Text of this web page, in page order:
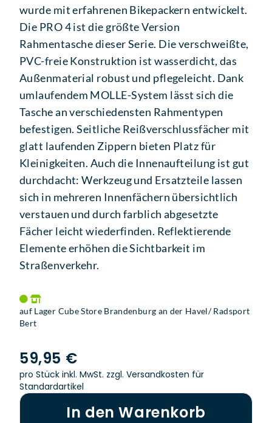
wurde mit erfahrenen Bikepackern entwickelt.
Die PRO 4 ist die größte Version
Rahmentasche dieser Serie. Die verschweißte,
PVC-freie Konstruktion ist wasserdicht, das
Außenmaterial robust und pflegeleicht. Dank
umlaufendem MOLLE-System lässt sich die
Tasche an verschiedensten Rahmentypen
befestigen. Seitliche Reißverschlussfächer mit
glatt laufenden Zippern bieten Platz für
Kleinigkeiten. Auch die Innenaufteilung ist gut
durchdacht: Werkzeug und Ersatzteile lassen
sich in mehreren Innenfächern übersichtlich
verstauen und durch farblich abgesetzte
Fächer leicht wiederfinden. Reflektierende
Elemente erhöhen die Sichtbarkeit im
Straßenverkehr.
auf Lager Cube Store Brandenburg an der Havel/ Radsport
Bert
59,95 €
pro Stück inkl. MwSt. zzgl. Versandkosten für
Standardartikel
In den Warenkorb